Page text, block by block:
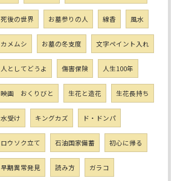
死後の世界 お墓参りの人 線香 風水
カメムシ お墓の冬支度 文字ペイント入れ
人としてどうよ 傷害保険 人生100年
映画 おくりびと 生花と造花 生花長持ち
水受け キングカズ ド・ドンパ
ロウソク立て 石油国家備蓄 初心に帰る
早期異常発見 読み方 ガラコ